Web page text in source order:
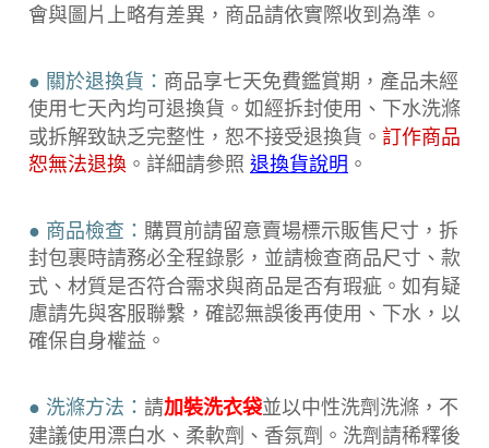
會與圖片上略有差異，商品請依實際收到為準。
● 關於退換貨： 商品享七天免費鑑賞期，產品未經
使用七天內均可退換貨。如經拆封使用、下水洗滌
或拆解致缺乏完整性，恕不接受退換貨。 訂作商品
恕無法退換 。詳細請參照 退換貨說明 。
● 商品檢查： 購買前請留意賣場標示販售尺寸，拆
封包裹時請務必全程錄影，並請檢查商品尺寸、款
式、材質是否符合需求與商品是否有瑕疵。如有疑
慮請先與客服聯繫，確認無誤後再使用、下水，以
確保自身權益。
● 洗滌方法： 請加裝洗衣袋並以中性洗劑洗滌，不
建議使用漂白水、柔軟劑、香氛劑。洗劑請稀釋後